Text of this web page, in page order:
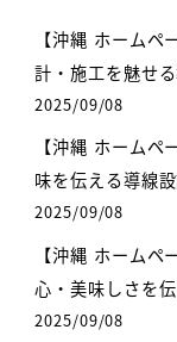
【沖縄 ホーム
計・施工を魅せ
2025/09/08
【沖縄 ホーム
味を伝える導線
2025/09/08
【沖縄 ホーム
心・美味しさを
2025/09/08